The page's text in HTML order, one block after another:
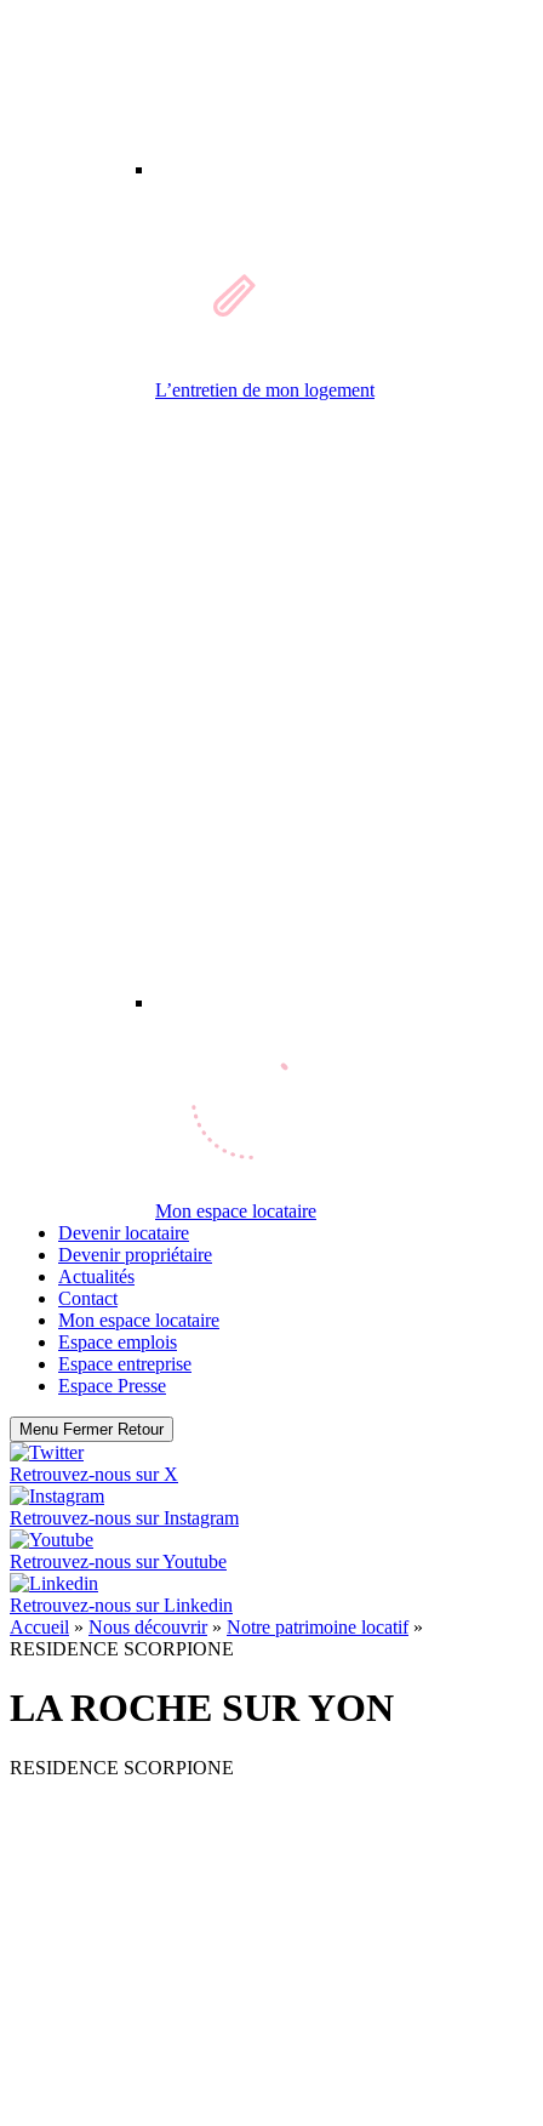
L’entretien de mon logement
Mon espace locataire
Devenir locataire
Devenir propriétaire
Actualités
Contact
Mon espace locataire
Espace emplois
Espace entreprise
Espace Presse
Menu Fermer Retour
Retrouvez-nous sur X
Retrouvez-nous surInstagram
Retrouvez-nous surYoutube
Retrouvez-nous surLinkedin
Accueil » Nous découvrir» Notre patrimoine locatif»
RESIDENCE SCORPIONE
LA ROCHE SUR YON
RESIDENCE SCORPIONE